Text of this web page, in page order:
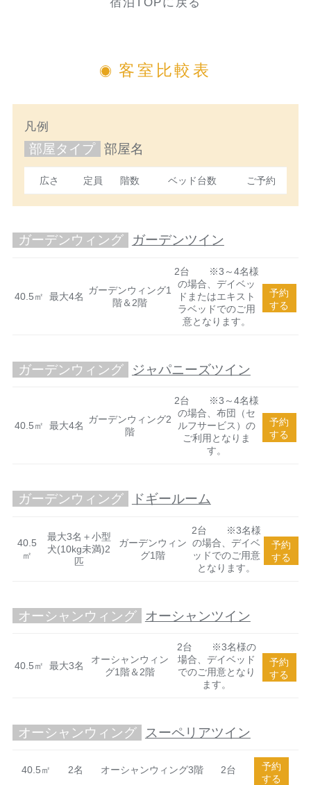
客室比較表
凡例
部屋タイプ 部屋名
広さ 定員 階数 ベッド台数 ご予約
ガーデンウィング ガーデンツイン
40.5㎡ 最大4名
ガーデンウィング1
階＆2階
2台 ※3～4名様
の場合、デイベッ
ドまたはエキスト
ラベッドでのご用
意となります。
予約
する
ガーデンウィング ジャパニーズツイン
40.5㎡ 最大4名
ガーデンウィング2
階
2台 ※3～4名様
の場合、布団（セ
ルフサービス）の
ご利用となりま
す。
予約
する
ガーデンウィング ドギールーム
40.5
㎡
最大3名＋小型
犬(10kg未満)2
匹
ガーデンウィン
グ1階
2台 ※3名様
の場合、デイベ
ッドでのご用意
となります。
予約
する
オーシャンウィング オーシャンツイン
40.5㎡ 最大3名
オーシャンウィン
グ1階＆2階
2台 ※3名様の
場合、デイベッド
でのご用意となり
ます。
予約
する
オーシャンウィング スーペリアツイン
40.5㎡ 2名 オーシャンウィング3階 2台
予約
する